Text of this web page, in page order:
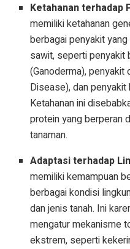
Ketahanan terhadap
memiliki ketahanan
berbagai penyakit
sawit, seperti penyakit
(Ganoderma),
Disease), dan
Ketahanan ini
protein yang berperan
tanaman.
Adaptasi terhadap
memiliki kemampuan
berbagai kondisi
dan jenis tanah. Ini
mengatur mekanisme
ekstrem, seperti